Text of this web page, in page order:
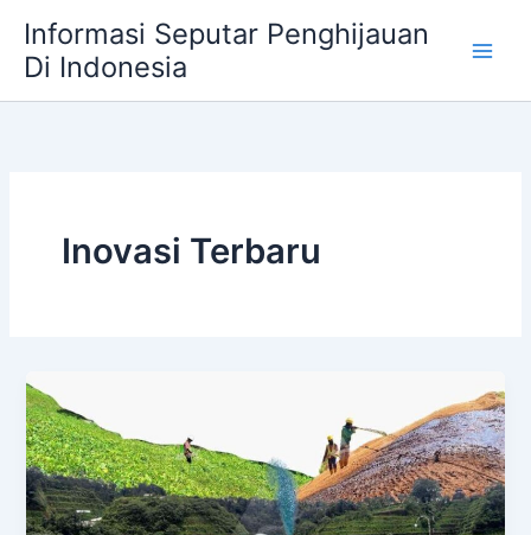
content
Informasi Seputar Penghijauan
Di Indonesia
Inovasi Terbaru